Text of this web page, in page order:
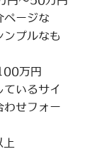
ページな
ンプルなも
万円
いるサイ
わせフォー